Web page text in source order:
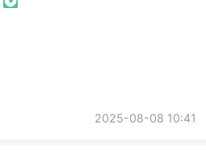
2025-08-08 10:41